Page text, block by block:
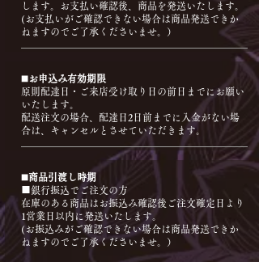
します。お支払い確認後、商品を発送いたします。
(お支払いがご確認できない場合は商品発送できか
ねますのでご了承くださいませ。）
◼️お申込み有効期限
原則配達日・ご来店受け取り日の前日までにお願い
いたします。
配送注文の場合、配達日2日前までに入金がない場
合は、キャンセルとさせていただきます。
◼️商品引渡し時期
■銀行振込でご注文の方
在庫のある商品はお振込み確認後ご注文確定日より
1営業日以内に発送いたします。
(お振込みがご確認できない場合は商品発送できか
ねますのでご了承くださいませ。）